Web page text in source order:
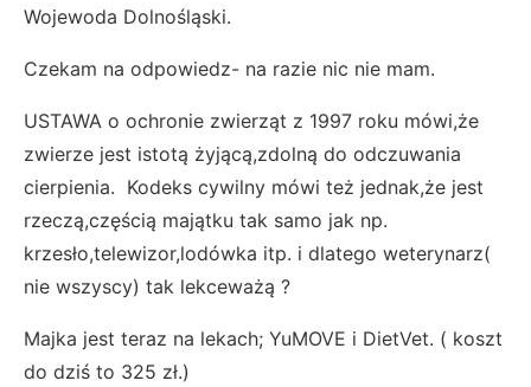
Wojewoda Dolnośląski.
Czekam na odpowiedz- na razie nic nie mam.
USTAWA o ochronie zwierząt z 1997 roku mówi,że
zwierze jest istotą żyjącą,zdolną do odczuwania
cierpienia. Kodeks cywilny mówi też jednak,że jest
rzeczą,częścią majątku tak samo jak np.
krzesło,telewizor,lodówka itp. i dlatego weterynarz(
nie wszyscy) tak lekceważą ?
Majka jest teraz na lekach; YuMOVE i DietVet. ( koszt
do dziś to 325 zł.)